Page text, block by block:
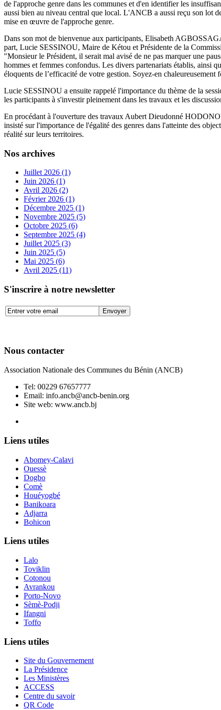
de l'approche genre dans les communes et d'en identifier les
aussi bien au niveau central que local. L'ANCB a aussi reçu son lot
mise en œuvre de l'approche genre.
Dans son mot de bienvenue aux participants, Elisabeth
part, Lucie SESSINOU, Maire de Kétou et Présidente de la
"Monsieur le Président, il serait mal avisé de ne pas marquer une
hommes et femmes confondus. Les divers partenariats établis, ainsi
éloquents de l’efficacité de votre gestion. Soyez-en
Lucie SESSINOU a ensuite rappelé l'importance du thème de la
les participants à s'investir pleinement dans les travaux et les
En procédant à l'ouverture des travaux Aubert Dieudonné
insisté sur l'importance de l'égalité des genres dans l'atteinte des
réalité sur leurs territoires.
Nos archives
Juillet 2026 (1)
Juin 2026 (1)
Avril 2026 (2)
Février 2026 (1)
Décembre 2025 (1)
Novembre 2025 (5)
Octobre 2025 (6)
Septembre 2025 (4)
Juillet 2025 (3)
Juin 2025 (5)
Mai 2025 (6)
Avril 2025 (11)
S'inscrire à notre newsletter
Nous contacter
Association Nationale des Communes du Bénin (ANCB)
Tel: 00229 67657777
Email: info.ancb@ancb-benin.org
Site web: www.ancb.bj
Liens utiles
Abomey-Calavi
Ouessè
Dogbo
Comè
Houéyogbé
Banikoara
Adjarra
Bohicon
Liens utiles
Lalo
Toviklin
Cotonou
Avrankou
Porto-Novo
Sèmè-Podji
Ifangni
Toffo
Liens utiles
Site du Gouvernement
La Présidence
Les Ministères
ACCESS
Centre du savoir
QR Code